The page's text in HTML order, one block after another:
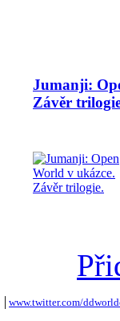
Jumanji:
Závěr
www.twitter.com/